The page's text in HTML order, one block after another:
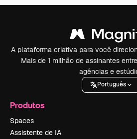
A plataforma criativa para você
Mais de 1 milhão de assinantes
agências e
Português
Produtos
Spaces
Assistente de IA